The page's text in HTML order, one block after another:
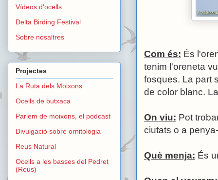
Com és: És
tenim l'oreneta
fosques. La part
de color blanc.
On viu: Pot
ciutats o a
Què menja: És
Vídeos d'ocells
Delta Birding Festival
Sobre nosaltres
Projectes
La Ruta dels Moixons
Ocells de butxaca
Parlem de moixons, el podcast
Divulgació sobre ornitologia
Reus Natural
Ocells a les basses del Pedret
(Reus)